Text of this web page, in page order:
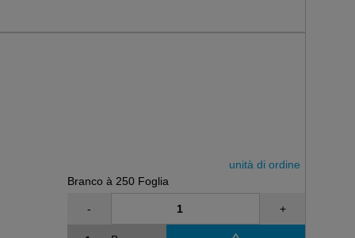
unità di ordine
Branco à 250 Foglia
- +